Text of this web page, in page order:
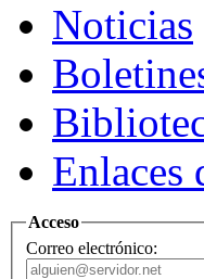
Noticias
Enlaces
Acceso
Correo electrónico: